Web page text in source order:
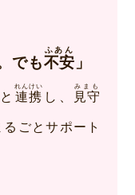
でも不安
ふあん
」
と 連携
れんけい
し、 見守
みまも
るごとサポート